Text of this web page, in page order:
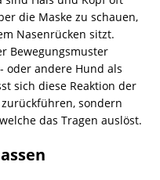
die Maske zu schauen,
Nasenrücken sitzt.
Bewegungsmuster
oder andere Hund als
sich diese Reaktion der
sondern
das Tragen auslöst.